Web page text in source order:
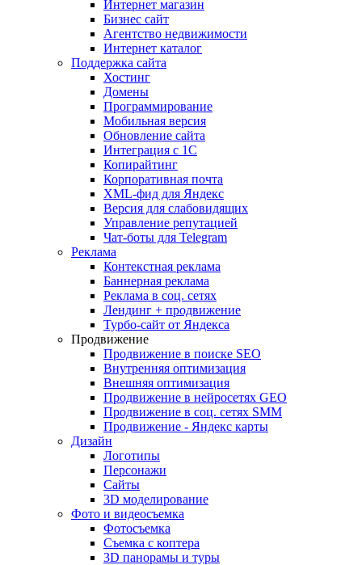
Интернет магазин
Бизнес сайт
Агентство недвижимости
Интернет каталог
Поддержка сайта
Хостинг
Домены
Программирование
Мобильная версия
Обновление сайта
Интеграция с 1С
Копирайтинг
Корпоративная почта
XML-фид для Яндекс
Версия для слабовидящих
Управление репутацией
Чат-боты для Telegram
Реклама
Контекстная реклама
Баннерная реклама
Реклама в соц. сетях
Лендинг + продвижение
Турбо-сайт от Яндекса
Продвижение
Продвижение в поиске SEO
Внутренняя оптимизация
Внешняя оптимизация
Продвижение в нейросетях GEO
Продвижение в соц. сетях SMM
Продвижение - Яндекс карты
Дизайн
Логотипы
Персонажи
Сайты
3D моделирование
Фото и видеосъемка
Фотосъемка
Съемка с коптера
3D панорамы и туры